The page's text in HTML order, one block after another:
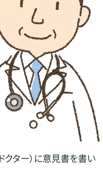
クター）に意見書を書い